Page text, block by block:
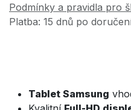
Podmínky a pravidla pro
Platba: 15 dnů po
Tablet Samsung